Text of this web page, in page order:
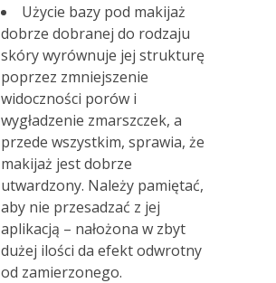
Użycie bazy pod makijaż
dobrze dobranej do rodzaju
skóry wyrównuje jej strukturę
poprzez zmniejszenie
widoczności porów i
wygładzenie zmarszczek, a
przede wszystkim, sprawia, że
makijaż jest dobrze
utwardzony. Należy pamiętać,
aby nie przesadzać z jej
aplikacją – nałożona w zbyt
dużej ilości da efekt odwrotny
od zamierzonego.